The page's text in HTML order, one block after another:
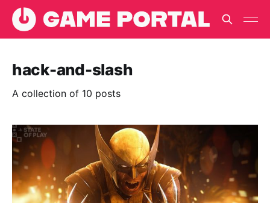
hack-and-slash
A collection of 10 posts